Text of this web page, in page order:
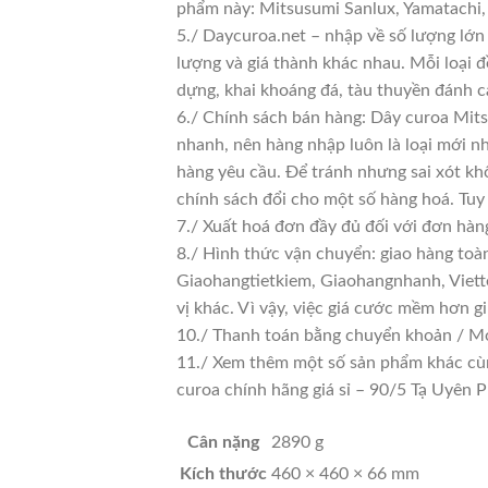
phẩm này: Mitsusumi Sanlux,
5./ Daycuroa.net – nhập về số lượng
lượng và giá thành khác nhau. Mỗi loại
dựng, khai khoáng đá, tàu thuyền đánh
6./ Chính sách bán hàng: Dây curoa
nhanh, nên hàng nhập luôn là loại mới
hàng yêu cầu. Để tránh nhưng sai xót
chính sách đổi cho một số hàng hoá.
7./ Xuất hoá đơn đầy đủ đối với đơn
8./ Hình thức vận chuyển: giao hàng
Giaohangtietkiem, Giaohangnhanh,
vị khác. Vì vậy, việc giá cước mềm hơn
10./ Thanh toán bằng chuyển khoản /
11./ Xem thêm một số sản phẩm khác
curoa chính hãng giá sỉ – 90/5 Tạ Uyên
Cân nặng
2890 g
Kích thước 460 × 460 × 66 mm